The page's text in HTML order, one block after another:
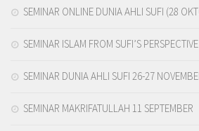
SEMINAR ONLINE DUNIA AHLI SUFI (28
SEMINAR ISLAM FROM SUFI’S
SEMINAR DUNIA AHLI SUFI 26-27
SEMINAR MAKRIFATULLAH 11 SEPTEMBER